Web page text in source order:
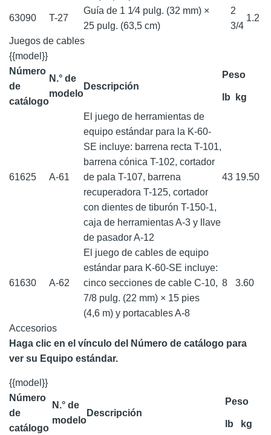
63090 T-27
Guía de 1 1⁄4 pulg. (32 mm) ×
25 pulg. (63,5 cm)
2
3/4
1.2
Juegos de cables
{{model}}
Número
de
catálogo
N.° de
modelo
Descripción
Peso
lb kg
61625 A-61
El juego de herramientas de
equipo estándar para la K-60-
SE incluye: barrena recta T-101,
barrena cónica T-102, cortador
de pala T-107, barrena
recuperadora T-125, cortador
con dientes de tiburón T-150-1,
caja de herramientas A-3 y llave
de pasador A-12
43 19.50
61630 A-62
El juego de cables de equipo
estándar para K-60-SE incluye:
cinco secciones de cable C-10,
7/8 pulg. (22 mm) × 15 pies
(4,6 m) y portacables A-8
8 3.60
Accesorios
Haga clic en el vínculo del Número de catálogo para
ver su Equipo estándar.
{{model}}
Número
de
catálogo
N.° de
modelo
Descripción
Peso
lb kg